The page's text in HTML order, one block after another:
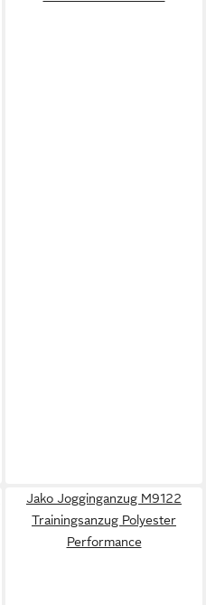
Jako Jogginganzug M9122
Trainingsanzug Polyester
Performance